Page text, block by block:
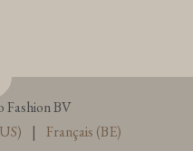
BV
|
Français (BE)